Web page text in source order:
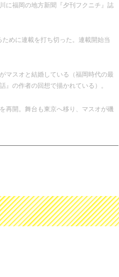
に福岡の地方新聞『夕刊フクニチ』誌
めに連載を打ち切った。連載開始当
マスオと結婚している（福岡時代の最
の作者の回想で描かれている）。
再開。舞台も東京へ移り、マスオが磯